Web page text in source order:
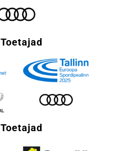
Toetajad
Toetajad